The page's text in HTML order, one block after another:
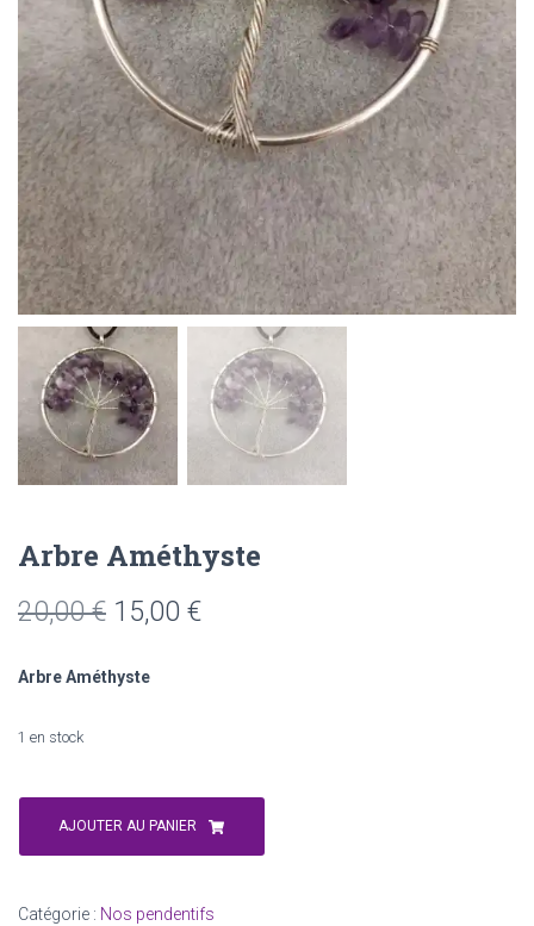
Arbre Améthyste
20,00€ Le
15,00 €Le
Arbre Améthyste
1 en stock
quantité
Arbre
AJOUTER AU PANIER
Catégorie : Nos pendentifs